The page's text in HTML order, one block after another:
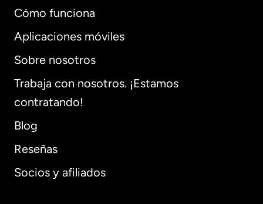
Cómo funciona
Aplicaciones móviles
Sobre nosotros
Trabaja con nosotros. ¡Estamos
contratando!
Blog
Reseñas
Socios y afiliados